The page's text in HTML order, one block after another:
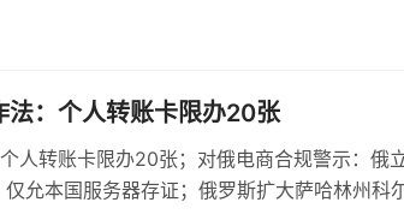
法：个人转账卡限办20张
人转账卡限办20张；对俄电商合规警示：俄
允本国服务器存证；俄罗斯扩大萨哈林州科